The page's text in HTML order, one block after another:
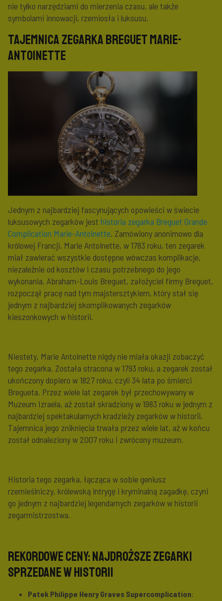
nie tylko narzędziami do mierzenia czasu, ale także
symbolami innowacji, rzemiosła i luksusu.
Tajemnica zegarka Breguet Marie-
Antoinette
Jednym z najbardziej fascynujących opowieści w świecie
luksusowych zegarków jest historia zegarka Breguet Grande
Complication Marie-Antoinette. Zamówiony anonimowo dla
królowej Francji, Marie Antoinette, w 1783 roku, ten zegarek
miał zawierać wszystkie dostępne wówczas komplikacje,
niezależnie od kosztów i czasu potrzebnego do jego
wykonania. Abraham-Louis Breguet, założyciel firmy Breguet,
rozpoczął pracę nad tym majstersztykiem, który stał się
jednym z najbardziej skomplikowanych zegarków
kieszonkowych w historii.
Niestety, Marie Antoinette nigdy nie miała okazji zobaczyć
tego zegarka. Została stracona w 1793 roku, a zegarek został
ukończony dopiero w 1827 roku, czyli 34 lata po śmierci
Bregueta. Przez wiele lat zegarek był przechowywany w
Muzeum Izraela, aż został skradziony w 1983 roku w jednym z
najbardziej spektakularnych kradzieży zegarków w historii.
Tajemnica jego zniknięcia trwała przez wiele lat, aż w końcu
został odnaleziony w 2007 roku i zwrócony muzeum.
Historia tego zegarka, łącząca w sobie geniusz
rzemieślniczy, królewską intrygę i kryminalną zagadkę, czyni
go jednym z najbardziej legendarnych zegarków w historii
zegarmistrzostwa.
Rekordowe ceny: Najdroższe zegarki
sprzedane w historii
Patek Philippe Henry Graves Supercomplication: